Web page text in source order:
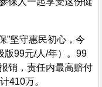
坚守惠民初心，今
版99元/人/年）。99
销，责任内最高赔付
410万。